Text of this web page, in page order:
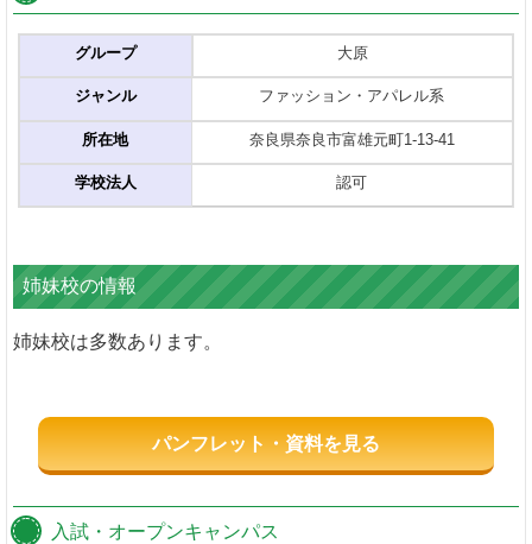
グループ
ジャンル
所在地
学校法人
大原
ファッション・アパレル系
奈良県奈良市富雄元町1-13-41
認可
姉妹校の情報
姉妹校は多数あります。
パンフレット・資料を見る
入試・オープンキャンパス